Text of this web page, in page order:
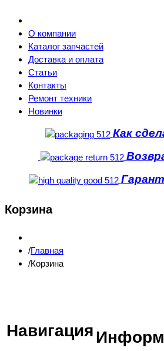
О компании
Каталог запчастей
Доставка и оплата
Статьи
Контакты
Ремонт техники
Новинки
Как
Корзина
Главная
Корзина
Навигация